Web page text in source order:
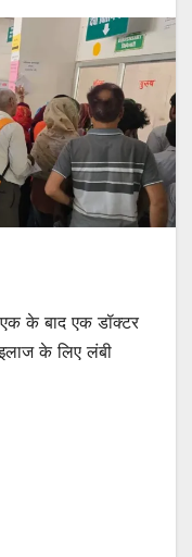
के बाद एक डॉक्टर
के लिए लंबी